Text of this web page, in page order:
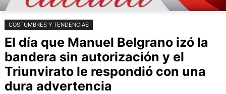
COSTUMBRES Y TENDENCIAS
El día que Manuel Belgrano izó la
bandera sin autorización y el
Triunvirato le respondió con una
dura advertencia